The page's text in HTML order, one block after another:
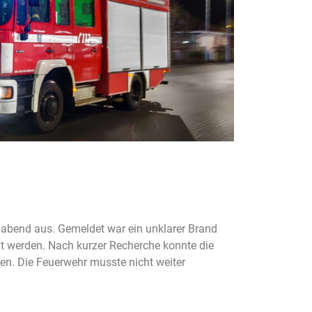
aus. Gemeldet war ein unklarer Brand
Nach kurzer Recherche konnte die
Die Feuerwehr musste nicht weiter